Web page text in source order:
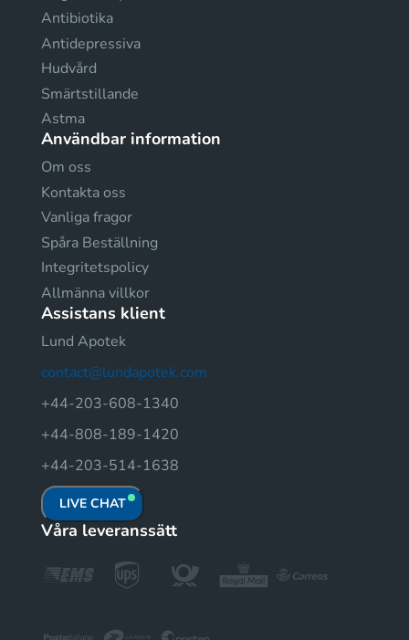
Antibiotika
Antidepressiva
Hudvård
Smärtstillande
Astma
Användbar information
Om oss
Kontakta oss
Vanliga fragor
Spåra Beställning
Integritetspolicy
Allmänna villkor
Assistans klient
Lund Apotek
contact@lundapotek.com
+44-203-608-1340
+44-808-189-1420
+44-203-514-1638
LIVE CHAT
Våra leveranssätt